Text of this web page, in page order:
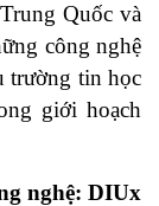
Quốc và
công nghệ
trường tin học
giới hoạch
nghệ: DIUx